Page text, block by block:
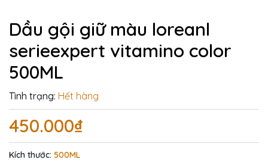
Dầu gội giữ màu loreanl
serieexpert vitamino color
500ML
Tình trạng: Hết hàng
450.000₫
Kích thước: 500ML